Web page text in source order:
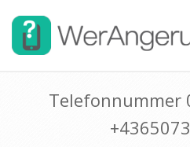
Telefonnummer